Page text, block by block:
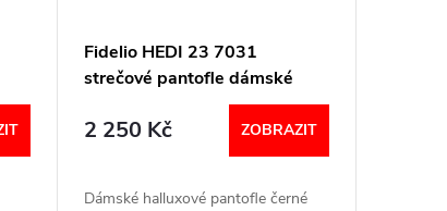
Fidelio HEDI 23 7031
strečové pantofle dámské
2 250 Kč ZOBRAZIT
Dámské halluxové pantofle černé